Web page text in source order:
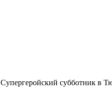
Супергеройский субботник в